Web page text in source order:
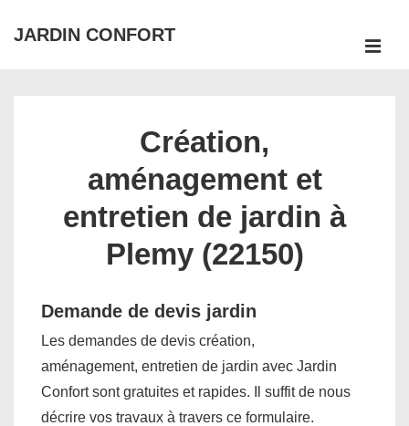
passer
JARDIN CONFORT
Création,
aménagement et
entretien de jardin à
Plemy (22150)
Demande de devis jardin
Les demandes de devis création,
aménagement, entretien de jardin avec Jardin
Confort sont gratuites et rapides. Il suffit de nous
décrire vos travaux à travers ce formulaire.